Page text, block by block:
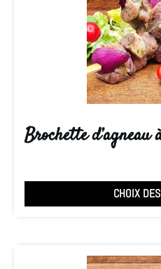
Brochette d’agneau
CHOIX